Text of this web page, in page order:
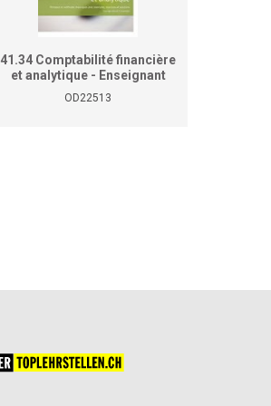
41.34 Comptabilité financière
et analytique - Enseignant
OD22513